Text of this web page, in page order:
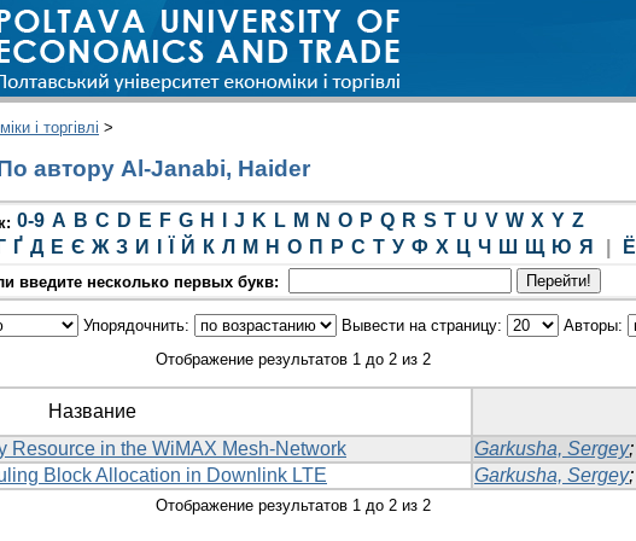
і торгівлі >
автору Al-Janabi, Haider
0-9 A B C D E F G H J K L M N O P Q R S T U V W X Y Z
Г Ґ Д Е Є Ж З И Й К Л М Н О П Р С Т У Ф Х Ц Ч Ш Щ Ю Я Ё
введите несколько первых букв:
Упорядочнить: Вывести на страницу:
Авторы:
Отображение результатов 1 до 2 из 2
Название
Resource in the WiMAX Mesh-Network Garkusha, Sergey;
Block Allocation in Downlink LTE Garkusha, Sergey;
Отображение результатов 1 до 2 из 2